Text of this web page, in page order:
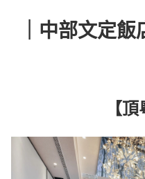
｜中部文定
【